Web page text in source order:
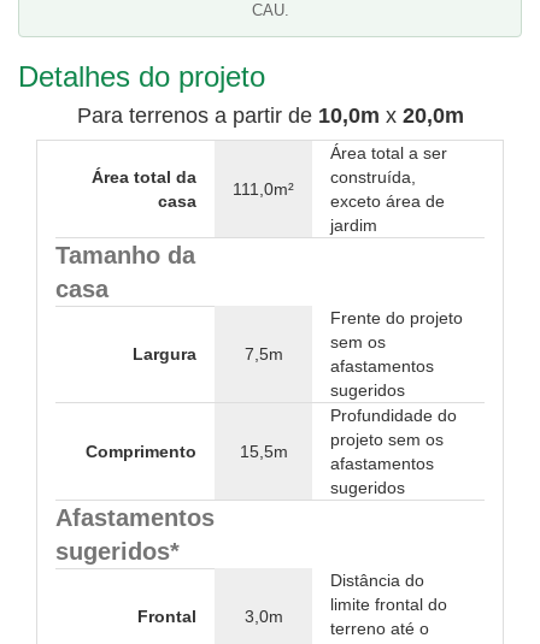
CAU.
Detalhes do projeto
Para terrenos a partir de 10,0m x 20,0m
Área total da
casa
111,0m²
Área total a ser
construída,
exceto área de
jardim
Tamanho da
casa
Largura 7,5m
Frente do projeto
sem os
afastamentos
sugeridos
Comprimento 15,5m
Profundidade do
projeto sem os
afastamentos
sugeridos
Afastamentos
sugeridos*
Frontal 3,0m
Distância do
limite frontal do
terreno até o